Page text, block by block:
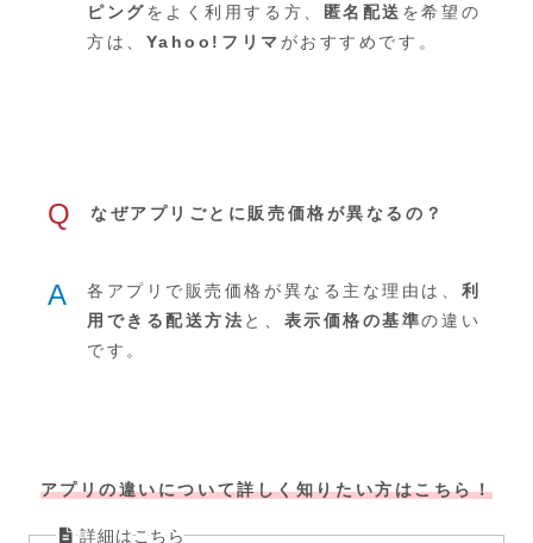
ピングをよく利用する方、 匿名配送 を希望の
方は、 Yahoo!フリマ がおすすめです。
Q なぜアプリごとに販売価格が異なるの？
A 各アプリで販売価格が異なる主な理由は、 利
用できる配送方法 と、 表示価格の基準の違い
です。
アプリの違いについて詳しく知りたい方はこちら！